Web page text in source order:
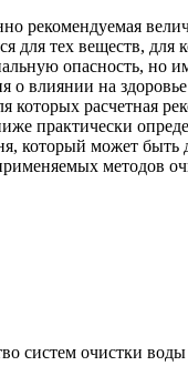
рекомендуемая
для тех веществ, для
опасность, но
о влиянии на
которых расчетная
практически
который может быть
методов
систем очистки